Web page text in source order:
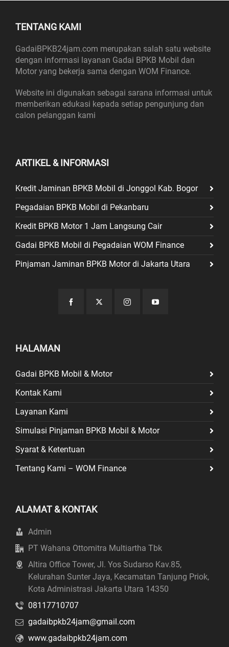
TENTANG KAMI
GadaiBPKB24jam.com merupakan salah satu website
dengan informasi layanan Gadai BPKB Mobil dan
Motor yang bekerja sama dengan WOM Finance.
Website ini digunakan sebagai sarana informasi untuk
memberikan edukasi kepada setiap pengunjung dan
calon pelanggan kami
ARTIKEL & INFORMASI
Kredit Jaminan BPKB Mobil di Jonggol Kab. Bogor
Pegadaian BPKB Mobil di Pekanbaru
Kredit BPKB Motor 1 Jam Langsung Cair
Gadai BPKB Mobil di Pegadaian WOM Finance
Pinjaman Jaminan BPKB Motor di Jakarta Utara
HALAMAN
Gadai BPKB Mobil & Motor
Kontak Kami
Layanan Kami
Simulasi Pinjaman BPKB Mobil & Motor
Syarat & Ketentuan
Tentang Kami – WOM Finance
ALAMAT & KONTAK
Admin
PT Wahana Ottomitra Multiartha Tbk
Altira Office Tower, Jl. Yos Sudarso Kav.85,
Kelurahan Sunter Jaya, Kecamatan Tanjung Priok,
Kota Administrasi Jakarta Utara 14350
08117710707
gadaibpkb24jam@gmail.com
www.gadaibpkb24jam.com